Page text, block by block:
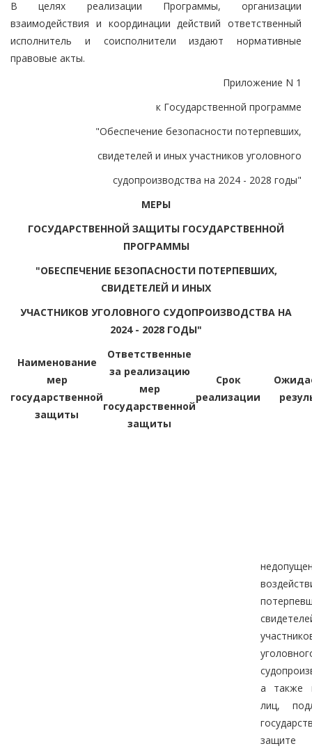
В целях реализации Программы, организации
взаимодействия и координации действий ответственный
исполнитель и соисполнители издают нормативные
правовые акты.
Приложение N 1
к Государственной программе
"Обеспечение безопасности потерпевших,
свидетелей и иных участников уголовного
судопроизводства на 2024 - 2028 годы"
МЕРЫ
ГОСУДАРСТВЕННОЙ ЗАЩИТЫ ГОСУДАРСТВЕННОЙ
ПРОГРАММЫ
"ОБЕСПЕЧЕНИЕ БЕЗОПАСНОСТИ ПОТЕРПЕВШИХ,
СВИДЕТЕЛЕЙ И ИНЫХ
УЧАСТНИКОВ УГОЛОВНОГО СУДОПРОИЗВОДСТВА НА
2024 - 2028 ГОДЫ"
Наименование
мер
государственной
защиты
Ответственные
за реализацию
мер
государственной
защиты
Срок
реализации
а также
лиц,